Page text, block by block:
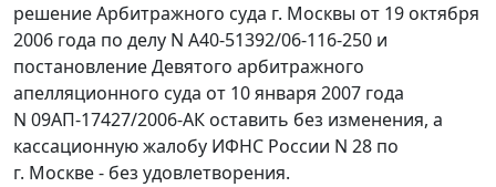
решение Арбитражного суда г. Москвы от 19 октября
2006 года по делу N А40-51392/06-116-250 и
постановление Девятого арбитражного
апелляционного суда от 10 января 2007 года
N 09АП-17427/2006-АК оставить без изменения, а
кассационную жалобу ИФНС России N 28 по
г. Москве - без удовлетворения.